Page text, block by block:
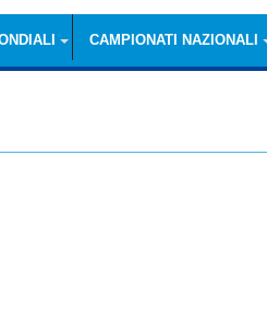
CAMPIONATI NAZIONALI